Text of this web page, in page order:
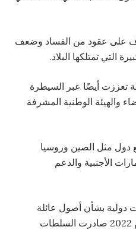
على عقود من الفساد وضعف
التي تمتلكها البلاد.
تعززت أيضًا عبر السيطرة
والهيئة الوطنية المشرفة
دول مثل الصين وروسيا
الأجنبية والدعم
دولية بشأن أصول عائلة
الرئيس اهتمامًا واسعًا. ففي عام 2022 صادرت السلطات